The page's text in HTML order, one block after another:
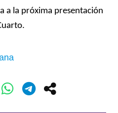
a la próxima presentación